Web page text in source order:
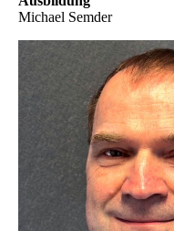
Michael Semder